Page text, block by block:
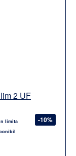
2 UF
limita
-10%